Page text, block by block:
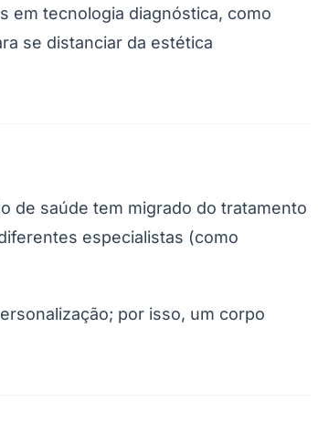
Palmeiras
em tecnologia diagnóstica, como
se distanciar da estética
de saúde tem migrado do tratamento
especialistas (como
por isso, um corpo